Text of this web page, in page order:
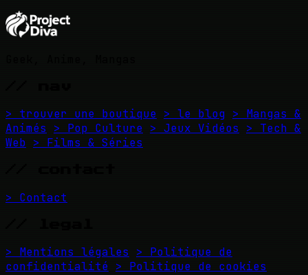
> trouver une boutique > le blog > Mangas &
Animés
> Pop Culture > Jeux Vidéos
> Tech &
Web > Films & Séries
> Contact
> Mentions légales
> Politique de
confidentialité > Politique de cookies